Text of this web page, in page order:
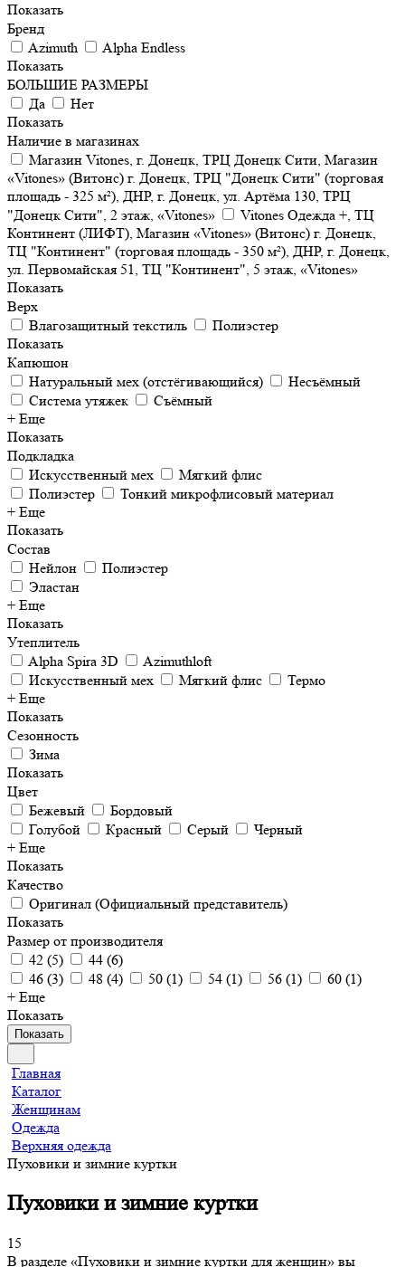
Показать
Бренд
Azimuth
Alpha Endless
Показать
БОЛЬШИЕ РАЗМЕРЫ
Да
Нет
Показать
Наличие в магазинах
Магазин Vitones, г. Донецк, ТРЦ Донецк Сити, Магазин
«Vitones» (Витонс) г. Донецк, ТРЦ "Донецк Сити" (торговая
площадь - 325 м²), ДНР, г. Донецк, ул. Артёма 130, ТРЦ
"Донецк Сити", 2 этаж, «Vitones»
Vitones Одежда +, ТЦ
Континент (ЛИФТ), Магазин «Vitones» (Витонс) г. Донецк,
ТЦ "Континент" (торговая площадь - 350 м²), ДНР, г. Донецк,
ул. Первомайская 51, ТЦ "Континент", 5 этаж, «Vitones»
Показать
Верх
Влагозащитный текстиль
Полиэстер
Показать
Капюшон
Натуральный мех (отстёгивающийся)
Несъёмный
Система утяжек
Съёмный
+ Еще
Показать
Подкладка
Искусственный мех
Мягкий флис
Полиэстер
Тонкий микрофлисовый материал
+ Еще
Показать
Состав
Нейлон
Полиэстер
Эластан
+ Еще
Показать
Утеплитель
Alpha Spira 3D
Azimuthloft
Искусственный мех
Мягкий флис
Термо
+ Еще
Показать
Сезонность
Зима
Показать
Цвет
Бежевый
Бордовый
Голубой
Красный Серый
Черный
+ Еще
Показать
Качество
Оригинал (Официальный представитель)
Показать
Размер от производителя
42 (5) 44 (6)
46 (3) 48 (4) 50 (1) 54 (1) 56 (1) 60 (1)
+ Еще
Показать
Показать
Главная
Каталог
Женщинам
Одежда
Верхняя одежда
Пуховики и зимние куртки
Пуховики и зимние куртки
15
В разделе «Пуховики и зимние куртки для женщин» вы